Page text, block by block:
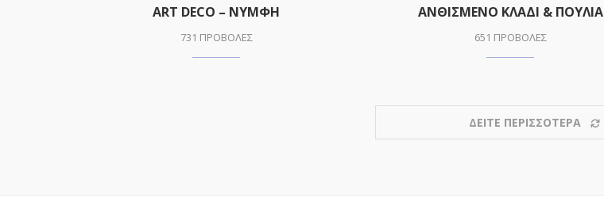
ART DECO – ΝΥΜΦΗ
731 ΠΡΟΒΟΛΕΣ
ΑΝΘΙΣΜΕΝΟ ΚΛΑΔΙ & ΠΟΥΛΙΑ
651 ΠΡΟΒΟΛΕΣ
ΔΕΙΤΕ ΠΕΡΙΣΣΟΤΕΡΑ